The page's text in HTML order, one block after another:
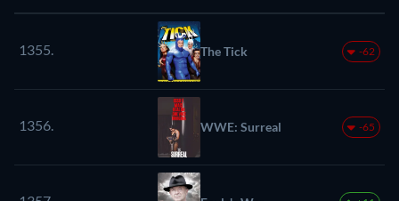
1355. The Tick -62
1356. WWE: Surreal -65